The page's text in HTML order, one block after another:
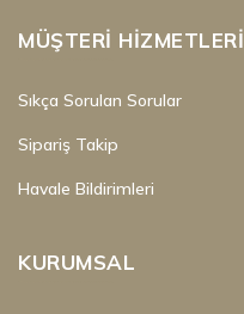
MÜŞTERI HIZMETLERI
Sıkça Sorulan Sorular
Sipariş Takip
Havale Bildirimleri
KURUMSAL